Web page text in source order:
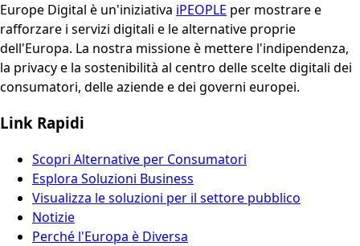
Europe Digital è un'iniziativa iPEOPLE per mostrare e
rafforzare i servizi digitali e le alternative proprie
dell'Europa. La nostra missione è mettere l'indipendenza,
la privacy e la sostenibilità al centro delle scelte digitali dei
consumatori, delle aziende e dei governi europei.
Link Rapidi
Scopri Alternative per Consumatori
Esplora Soluzioni Business
Visualizza le soluzioni per il settore pubblico
Notizie
Perché l'Europa è Diversa